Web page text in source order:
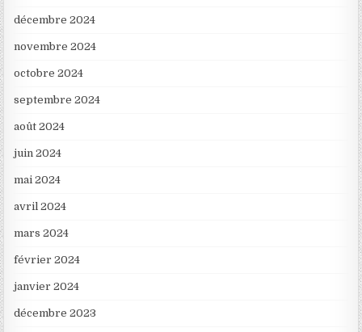
décembre 2024
novembre 2024
octobre 2024
septembre 2024
août 2024
juin 2024
mai 2024
avril 2024
mars 2024
février 2024
janvier 2024
décembre 2023